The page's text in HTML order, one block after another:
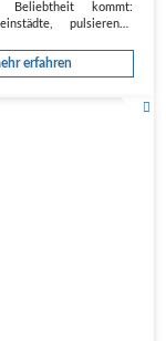
kommt:
pulsierende
erfahren